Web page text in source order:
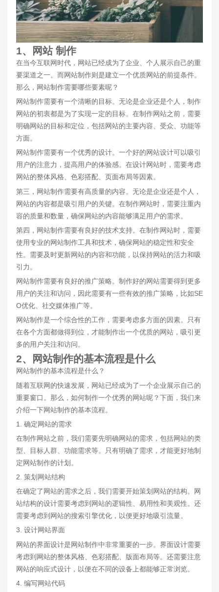
1、网站 制作
在当今互联网时代，网站已经成为了企业、个人展示自己的重
要渠道之一。而网站制作则是建立一个优质网站的前提条件。
那么，网站制作需要哪些要素呢？
网站制作需要有一个清晰的目标。无论是企业还是个人，制作
网站的初衷都是为了实现一定的目标。在制作网站之前，需要
明确网站的目标和定位，包括网站的主要内容、受众、功能等
方面。
网站制作需要有一个优秀的设计。一个好的网站设计可以吸引
用户的注意力，提高用户的体验感。在设计网站时，需要考虑
网站的整体风格、色彩搭配、页面布局等因素。
第三，网站制作需要有高质量的内容。无论是企业还是个人，
网站的内容都是吸引用户的关键。在制作网站时，需要注重内
容的质量和数量，确保网站的内容能够满足用户的需求。
第四，网站制作需要有良好的技术支持。在制作网站时，需要
使用专业的网站制作工具和技术，确保网站的稳定性和安全
性。需要及时更新网站的内容和功能，以保持网站的活力和吸
引力。
网站制作需要有良好的推广策略。制作好的网站需要得到更多
用户的关注和访问，因此需要有一些有效的推广策略，比如SE
O优化、社交媒体推广等。
网站制作是一个综合性的工作，需要考虑多方面的因素。只有
在各个方面都做得到位，才能制作出一个优质的网站，吸引更
多的用户关注和访问。
2、网站制作的基本流程是什么
网站制作的基本流程是什么？
随着互联网的快速发展，网站已经成为了一个企业展示自己的
重要窗口。那么，如何制作一个优秀的网站呢？下面，我们来
介绍一下网站制作的基本流程。
1. 确定网站的需求
在制作网站之前，我们需要先明确网站的需求，包括网站的类
型、目标人群、功能需求等。只有明确了需求，才能更好地制
定网站制作的计划。
2. 策划网站结构
在确定了网站的需求之后，我们需要开始策划网站的结构。网
站结构的设计需要考虑到网站的逻辑性、易用性和美观性。还
需要考虑到网站的搜索引擎优化，以便更好地吸引流量。
3. 设计网站界面
网站的界面设计是网站制作中非常重要的一步。界面设计需要
考虑到网站的整体风格、色彩搭配、版面布局等。还需要注意
网站的响应式设计，以便在不同的设备上都能够正常浏览。
4. 编写网站代码